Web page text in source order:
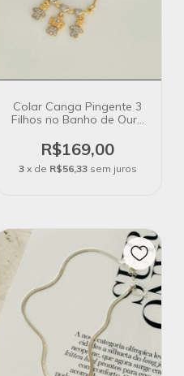
Colar Canga Pingente 3
Filhos no Banho de Ouro
R$169,00
3 x de R$56,33 sem juros